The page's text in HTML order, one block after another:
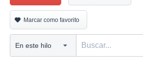
Marcar como favorito